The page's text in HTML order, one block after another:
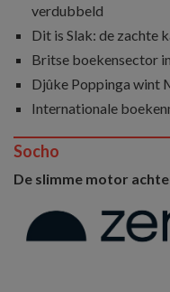
verdubbeld
Dit is Slak: de zachte
Britse boekensector
Djûke Poppinga wint
Internationale
Socho
De slimme motor